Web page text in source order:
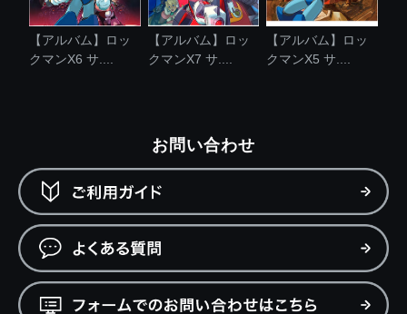
【アルバム】ロッ
クマンX6 サ....
【アルバム】ロッ
クマンX7 サ....
【アルバム】ロッ
クマンX5 サ....
お問い合わせ